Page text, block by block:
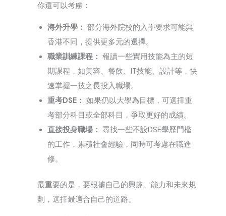
你還可以考慮：
海外升學： 部分海外院校的入學要求可能與
香港不同，提供更多元的選擇。
職業訓練課程： 報讀一些實用技能為主的短
期課程，如美容、餐飲、IT技能、設計等，快
速掌握一技之長投入職場。
重考DSE： 如果仍以大學為目標，可選擇重
考部分科目或全部科目，爭取更好的成績。
直接投身職場： 尋找一些不設DSE學歷門檻
的工作，累積社會經驗，同時可考慮在職進
修。
最重要的是，要根據自己的興趣、能力和未來規
劃，選擇最適合自己的道路。